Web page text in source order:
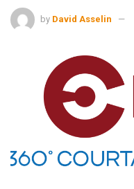
by David Asselin